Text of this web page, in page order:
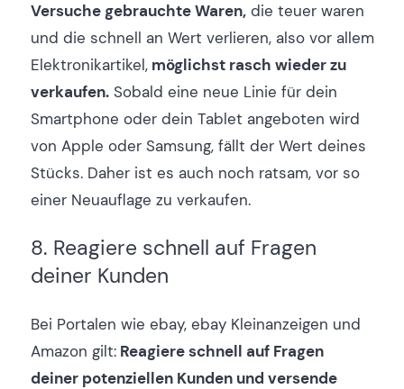
Versuche gebrauchte Waren,die teuer waren
und die schnell an Wert verlieren, also vor allem
Elektronikartikel,möglichst rasch wieder zu
verkaufen.Sobald eine neue Linie für dein
Smartphone oder dein Tablet angeboten wird
von Apple oder Samsung, fällt der Wert deines
Stücks. Daher ist es auch noch ratsam, vor so
einer Neuauflage zu verkaufen.
8. Reagiere schnell auf Fragen
deiner Kunden
Bei Portalen wie ebay, ebay Kleinanzeigen und
Amazon gilt:Reagiere schnell auf Fragen
deiner potenziellen Kunden und versende